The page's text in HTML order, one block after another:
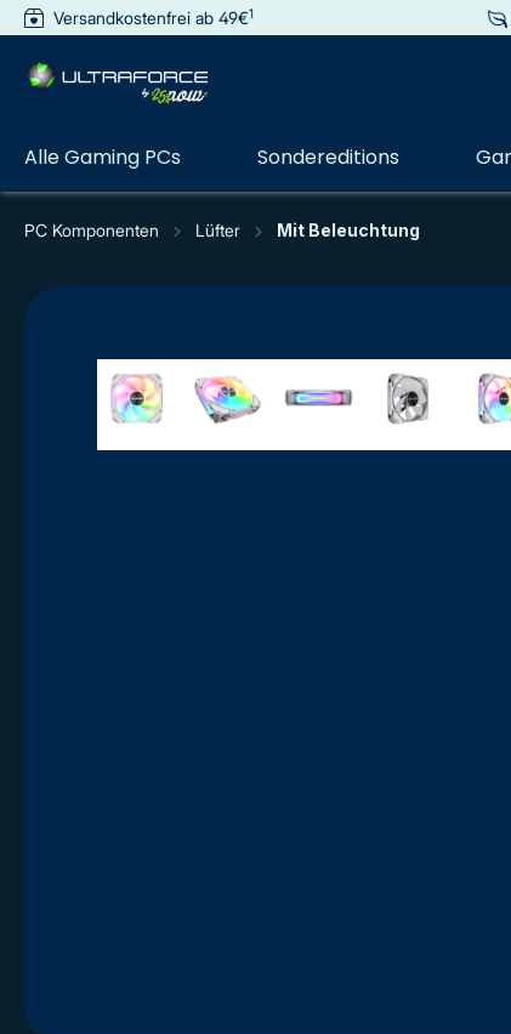
springen Zur Hauptnavigation springen
Versandkostenfrei ab 49€1
Alle Gaming PCs Sondereditions
PC Komponenten Lüfter Mit Beleuchtung